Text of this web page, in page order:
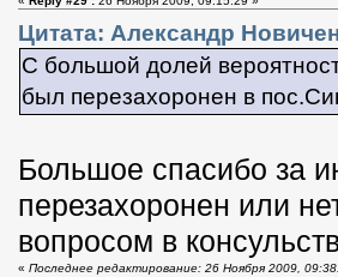
Цитата: Александр
С большой долей
был перезахоронен в
Большое спасибо за
перезахоронен или
вопросом в
« Последнее редактирование: 26 Ноября 2009,